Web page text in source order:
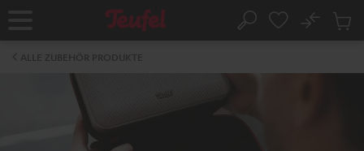
Startseite Suche
No